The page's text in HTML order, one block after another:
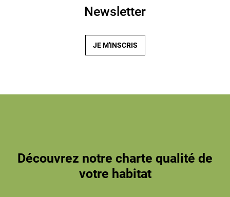
Newsletter
JE M'INSCRIS
Découvrez notre charte qualité de
votre habitat